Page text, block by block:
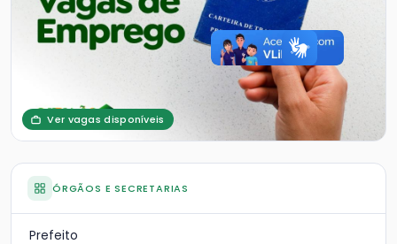
Ver vagas disponíveis
ÓRGÃOS E SECRETARIAS
Prefeito